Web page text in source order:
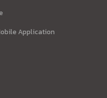
Application